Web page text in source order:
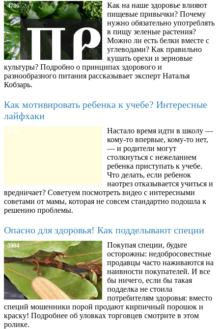
4786
Как на наше здоровье влияют
пищевые привычки? Почему
нужно обязательно употреблять
в пищу зеленые растения?
Можно ли есть белки вместе с
углеводами? Как правильно
кушать орехи и зерновые
культуры? Подробно о принципах здорового и
разнообразного питания рассказывает эксперт Наталья
Кобзарь.
Как мотивировать ребенка к учебе? Интересные
лайфхаки
8780
Настало время идти в школу —
кому-то впервые, кому-то нет,
— и родители могут
столкнуться с нежеланием
ребенка приступать к учебе.
Что делать, если ребенок
наотрез отказывается учиться и
вредничает? Советуем посмотреть видео с интересными
советами от мамы, которая не совсем стандартно подошла к
решению проблемы.
Опасно для здоровья! Как подделывают специи
5904
Покупая специи, будьте
осторожны: недобросовестные
продавцы часто наживаются на
наивности покупателей. И все
бы ничего, если бы такая
подделка не стоила
потребителям здоровья: вместо
специй мошенники порой продают кирпичный порошок и
краску! Подробнее об уловках торговцев смотрите в этом
ролике.